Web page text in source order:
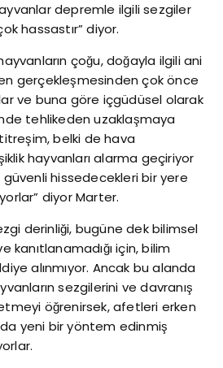
depremle ilgili sezgiler
hassastır” diyor.
çoğu, doğayla ilgili ani
gerçekleşmesinden çok önce
ve buna göre içgüdüsel olarak
tehlikeden uzaklaşmaya
titreşim, belki de hava
hayvanları alarma geçiriyor
hissedecekleri bir yere
diyor Marter.
derinliği, bugüne dek bilimsel
kanıtlanamadığı için, bilim
alınmıyor. Ancak bu alanda
sezgilerini ve davranış
öğrenirsek, afetleri erken
yeni bir yöntem edinmiş